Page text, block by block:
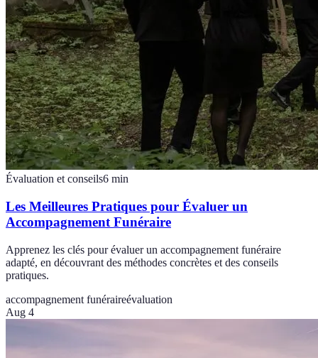
Évaluation et conseils6 min
Les Meilleures Pratiques pour Évaluer un
Accompagnement Funéraire
Apprenez les clés pour évaluer un accompagnement funéraire
adapté, en découvrant des méthodes concrètes et des conseils
pratiques.
accompagnement funéraireévaluation
Aug 4